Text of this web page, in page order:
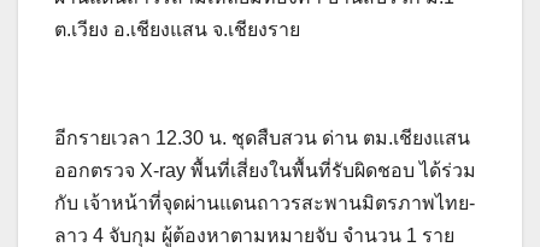
ต.เวียง อ.เชียงแสน จ.เชียงราย
อีกรายเวลา 12.30 น. ชุดสืบสวน ด่าน ตม.เชียงแสน
ออกตรวจ X-ray พื้นที่เสี่ยงในพื้นที่รับผิดชอบ ได้ร่วม
กับ เจ้าหน้าที่จุดผ่านแดนถาวรสะพานมิตรภาพไทย-
ลาว 4 จับกุม ผู้ต้องหาตามหมายจับ จำนวน 1 ราย